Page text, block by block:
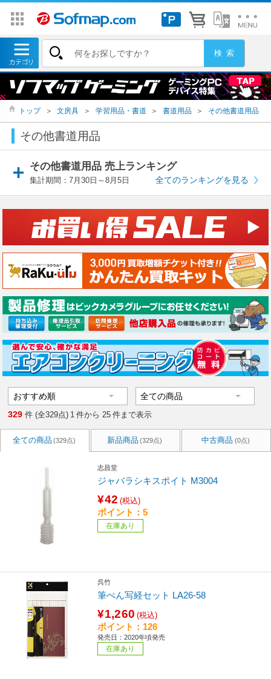
トップ ＞ 文房具 ＞ 学習用品・書道 ＞ 書道用品 ＞ その他書道用品
その他書道用品
その他書道用品 売上ランキング
集計期間：7月30日～8月5日 全てのランキングを見る
329 件 (全329点) 1 件から 25 件まで表示
全ての商品 (329点) 新品商品 (329点) 中古商品 (0点)
志昌堂
ジャバラシキスポイト M3004
¥42 (税込)
ポイント：5
在庫あり
呉竹
筆ぺん写経セット LA26-58
¥1,260 (税込)
ポイント：126
発売日：2020年頃発売
在庫あり